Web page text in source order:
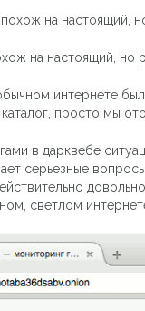
на настоящий, но
интернете
каталог, просто мы
в дарквебе
серьезные
светлом